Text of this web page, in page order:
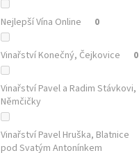
Nejlepší Vína Online 0
Vinařství Konečný, Čejkovice 0
Vinařství Pavel a Radim Stávkovi,
Němčičky
Vinařství Pavel Hruška, Blatnice
pod Svatým Antonínkem